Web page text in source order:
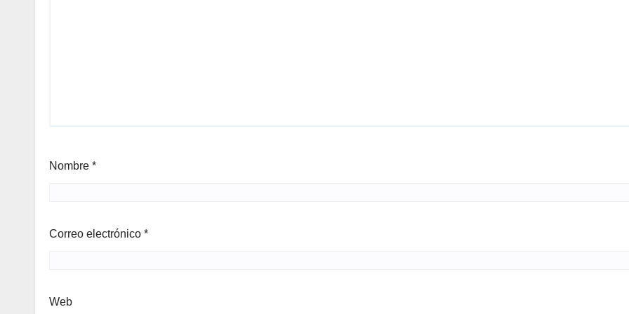
Nombre *
Correo electrónico *
Web